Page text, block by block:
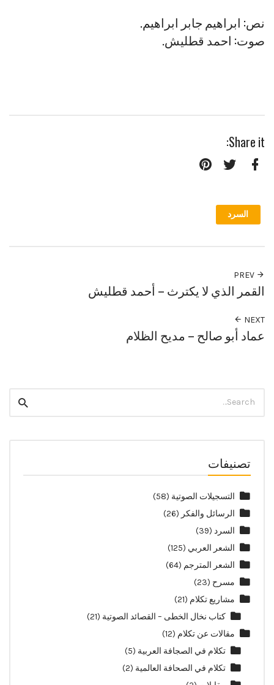
نص: ابراهيم جابر ابراهيم.
صوت: احمد قطليش.
Share it:
السرد
القمر الذي لا يكترث – أحمد قطليش
NEXT
عماد أبو صالح – مديح الظلام
for:
تصنيفات
التسجيلات الصوتية (58)
الرسائل والفكر (26)
السرد (39)
الشعر العربي (125)
الشعر المترجم (64)
مسرح (23)
مشاريع تكلام (21)
كتاب نخال الخطى – القصائد الصوتية (21)
مقالات عن تكلام (12)
تكلام في الصجافة العربية (5)
تكلام في الصحافة العالمية (2)